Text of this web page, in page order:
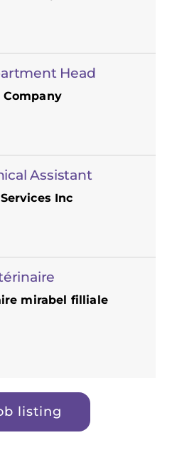
Head
Assistant
Inc
mirabel filliale
listing